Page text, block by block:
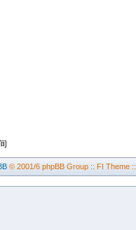
© 2001/6 phpBB Group :: FI Theme ::